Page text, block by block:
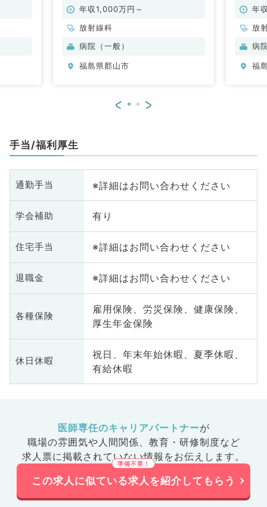
年収1,000万円～
放射線科
病院（一般）
福島県郡山市
年
放
病
福
< >
手当/福利厚生
通勤手当 ※詳細はお問い合わせください
学会補助 有り
住宅手当 ※詳細はお問い合わせください
退職金 ※詳細はお問い合わせください
各種保険
雇用保険、労災保険、健康保険、
厚生年金保険
休日休暇
祝日、年末年始休暇、夏季休暇、
有給休暇
医師専任のキャリアパートナーが
職場の雰囲気や人間関係、 教育・研修制度など
求人票に掲載されていない情報をお伝えします。
この求人に似ている求人を紹介してもらう